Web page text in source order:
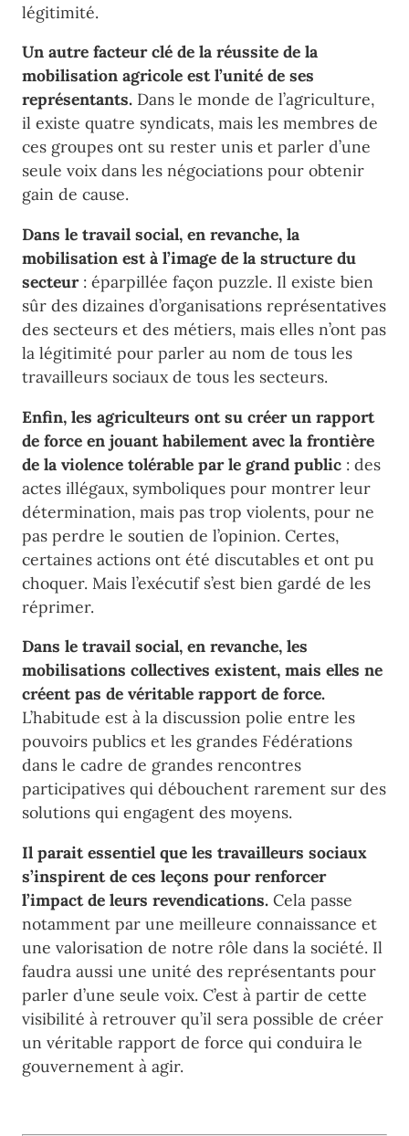
légitimité.
Un autre facteur clé de la réussite de la
mobilisation agricole est l’unité de ses
représentants. Dans le monde de l’agriculture,
il existe quatre syndicats, mais les membres de
ces groupes ont su rester unis et parler d’une
seule voix dans les négociations pour obtenir
gain de cause.
Dans le travail social, en revanche, la
mobilisation est à l’image de la structure du
secteur: éparpillée façon puzzle. Il existe bien
sûr des dizaines d’organisations représentatives
des secteurs et des métiers, mais elles n’ont pas
la légitimité pour parler au nom de tous les
travailleurs sociaux de tous les secteurs.
Enfin, les agriculteurs ont su créer un rapport
de force en jouant habilement avec la frontière
de la violence tolérable par le grand public : des
actes illégaux, symboliques pour montrer leur
détermination, mais pas trop violents, pour ne
pas perdre le soutien de l’opinion. Certes,
certaines actions ont été discutables et ont pu
choquer. Mais l’exécutif s’est bien gardé de les
réprimer.
Dans le travail social, en revanche, les
mobilisations collectives existent, mais elles ne
créent pas de véritable rapport de force.
L’habitude est à la discussion polie entre les
pouvoirs publics et les grandes Fédérations
dans le cadre de grandes rencontres
participatives qui débouchent rarement sur des
solutions qui engagent des moyens.
Il parait essentiel que les travailleurs sociaux
s’inspirent de ces leçons pour renforcer
l’impact de leurs revendications. Cela passe
notamment par une meilleure connaissance et
une valorisation de notre rôle dans la société. Il
faudra aussi une unité des représentants pour
parler d’une seule voix. C’est à partir de cette
visibilité à retrouver qu’il sera possible de créer
un véritable rapport de force qui conduira le
gouvernement à agir.